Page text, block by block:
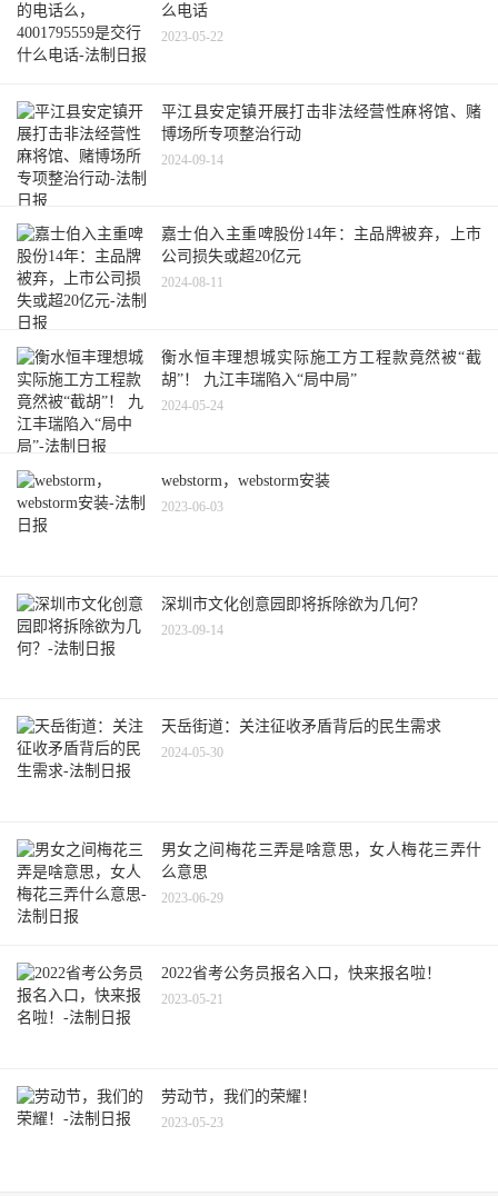
么电话
2023-05-22
平江县安定镇开展打击非法经营性麻将馆、赌
博场所专项整治行动
2024-09-14
嘉士伯入主重啤股份14年：主品牌被弃，上市
公司损失或超20亿元
2024-08-11
衡水恒丰理想城实际施工方工程款竟然被“截
胡”！ 九江丰瑞陷入“局中局”
2024-05-24
webstorm，webstorm安装
2023-06-03
深圳市文化创意园即将拆除欲为几何？
2023-09-14
天岳街道：关注征收矛盾背后的民生需求
2024-05-30
男女之间梅花三弄是啥意思，女人梅花三弄什
么意思
2023-06-29
2022省考公务员报名入口，快来报名啦！
2023-05-21
劳动节，我们的荣耀！
2023-05-23